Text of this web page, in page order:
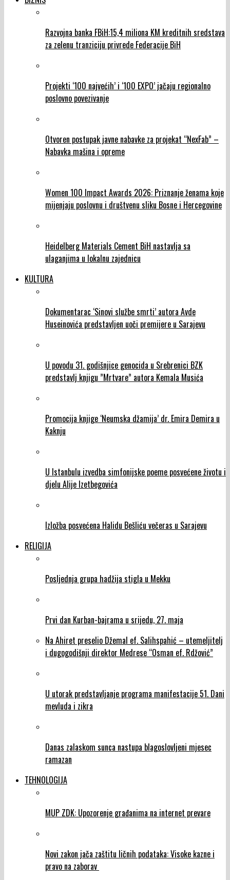
Razvojna banka FBiH:15,4 miliona KM kreditnih sredstava
za zelenu tranziciju privrede Federacije BiH
Projekti ‘100 najvećih’ i ‘100 EXPO’ jačaju regionalno
poslovno povezivanje
Otvoren postupak javne nabavke za projekat “NexFab” –
Nabavka mašina i opreme
Women 100 Impact Awards 2026: Priznanje ženama koje
mijenjaju poslovnu i društvenu sliku Bosne i Hercegovine
Heidelberg Materials Cement BiH nastavlja sa
ulaganjima u lokalnu zajednicu
KULTURA
Dokumentarac ‘Sinovi službe smrti’ autora Avde
Huseinovića predstavljen uoči premijere u Sarajevu
U povodu 31. godišnjice genocida u Srebrenici BZK
predstavlj knjigu ”Mrtvare” autora Kemala Musića
Promocija knjige ‘Neumska džamija’ dr. Emira Demira u
Kaknju
U Istanbulu izvedba simfonijske poeme posvećene životu i
djelu Alije Izetbegovića
Izložba posvećena Halidu Bešliću večeras u Sarajevu
RELIGIJA
Posljednja grupa hadžija stigla u Mekku
Prvi dan Kurban-bajrama u srijedu, 27. maja
Na Ahiret preselio Džemal ef. Salihspahić – utemeljitelj
i dugogodišnji direktor Medrese “Osman ef. Rdžović”
U utorak predstavljanje programa manifestacije 51. Dani
mevluda i zikra
Danas zalaskom sunca nastupa blagoslovljeni mjesec
ramazan
TEHNOLOGIJA
MUP ZDK: Upozorenje građanima na internet prevare
Novi zakon jača zaštitu ličnih podataka: Visoke kazne i
pravo na zaborav